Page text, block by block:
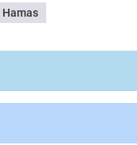
Hamas